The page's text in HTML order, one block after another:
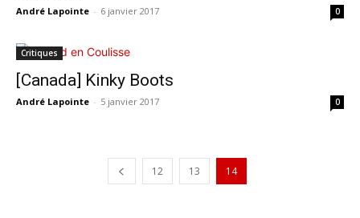
André Lapointe - 6 janvier 2017 0
Critiques
[Canada] Kinky Boots
André Lapointe - 5 janvier 2017 0
12 13 14